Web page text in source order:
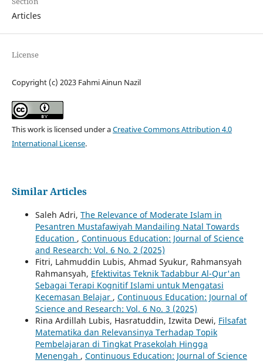
Articles
License
Copyright (c) 2023 Fahmi Ainun Nazil
This work is licensed under aCreative Commons Attribution 4.0
International License.
Similar Articles
Saleh Adri, The Relevance of Moderate Islam in
Pesantren Mustafawiyah Mandailing Natal Towards
Education , Continuous Education: Journal of Science
and Research: Vol. 6 No. 2 (2025)
Fitri, Lahmuddin Lubis, Ahmad Syukur, Rahmansyah
Rahmansyah, Efektivitas Teknik Tadabbur Al-Qur'an
Sebagai Terapi Kognitif Islami untuk Mengatasi
Kecemasan Belajar , Continuous Education: Journal of
Science and Research: Vol. 6 No. 3 (2025)
Rina Ardillah Lubis, Hasratuddin, Izwita Dewi, Filsafat
Matematika dan Relevansinya Terhadap Topik
Pembelajaran di Tingkat Prasekolah Hingga
Menengah , Continuous Education: Journal of Science